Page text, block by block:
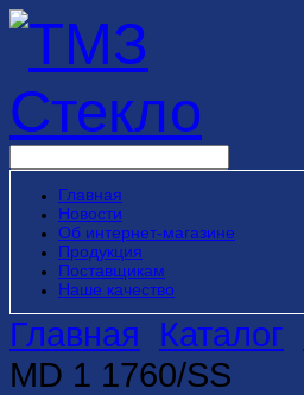
Главная
Новости
Об интернет-магазине
Продукция
Поставщикам
Наше качество
Главная Каталог
MD 1 1760/SS